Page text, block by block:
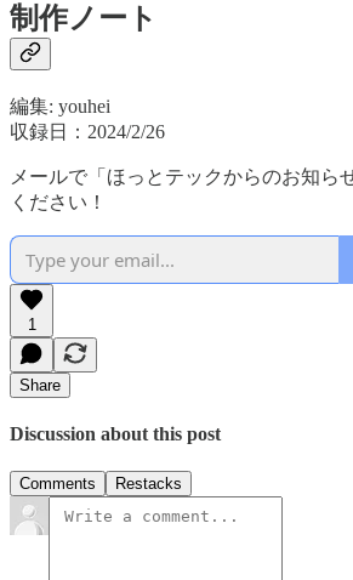
制作ノート
編集: youhei
収録日：2024/2/26
メールで「ほっとテックからのお知ら
ください！
1
Share
Discussion about this post
Comments Restacks